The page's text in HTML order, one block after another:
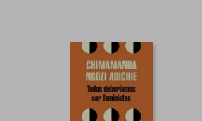
40%
dcto.